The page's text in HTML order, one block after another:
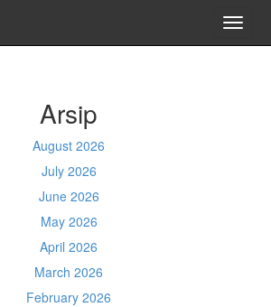
Arsip
August 2026
July 2026
June 2026
May 2026
April 2026
March 2026
February 2026